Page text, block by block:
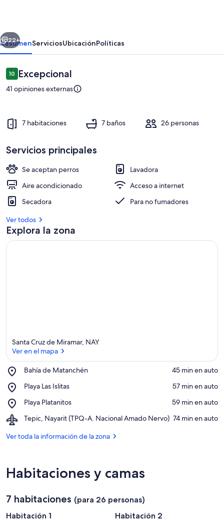
with
AC
in
Santa
de
Miramar
Siguiente
22+
ResumenServiciosUbicaciónPolíticas
Opiniones
1010 de 10,
Excepcional
41 opiniones externas
7 habitaciones 7 baños 26 personas
Servicios principales
Se aceptan perros
Lavadora
Aire acondicionado
Acceso a internet
Secadora
Para no fumadores
Ver todos
Explora la zona
Santa Cruz de Miramar, NAY
Ver en el mapa
Bahía de Matanchén
Place,
de
‪45 min en auto‬
Playa Las Islitas
Place,
Las
‪57 min en auto‬
Playa Platanitos
Place,
Platanitos
‪59 min en auto‬
Tepic, Nayarit (TPQ-A. Nacional Amado Nervo)
Airport,
Nayarit
Amado
Nervo)
‪74 min en auto‬
Ver toda la información de la zona
Habitaciones y camas
7 habitaciones (para 26 personas)
Habitación 1
Habitación 2